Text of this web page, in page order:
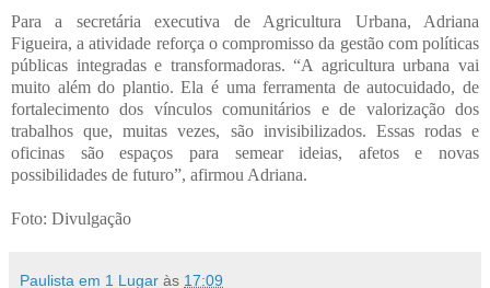
Para a secretária executiva de Agricultura Urbana, Adriana
Figueira, a atividade reforça o compromisso da gestão com políticas
públicas integradas e transformadoras. “A agricultura urbana vai
muito além do plantio. Ela é uma ferramenta de autocuidado, de
fortalecimento dos vínculos comunitários e de valorização dos
trabalhos que, muitas vezes, são invisibilizados. Essas rodas e
oficinas são espaços para semear ideias, afetos e novas
possibilidades de futuro”, afirmou Adriana.
Foto: Divulgação
Paulista em 1 Lugar às 17:09